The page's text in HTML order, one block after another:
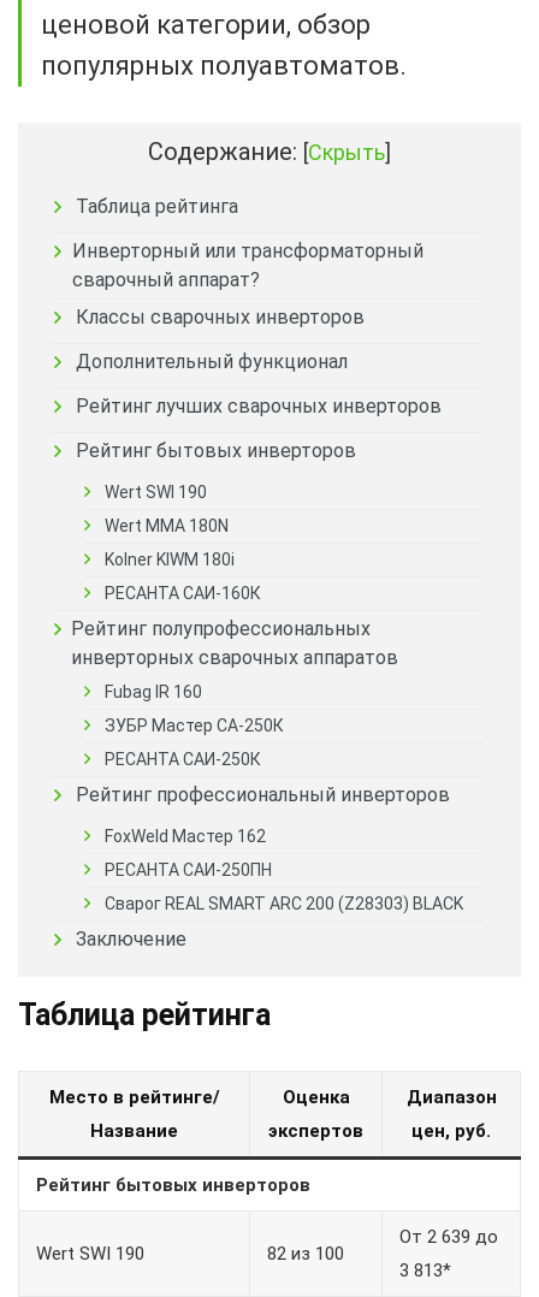
ценовой категории, обзор
популярных полуавтоматов.
Содержание: [Скрыть]
Таблица рейтинга
Инверторный или трансформаторный
сварочный аппарат?
Классы сварочных инверторов
Дополнительный функционал
Рейтинг лучших сварочных инверторов
Рейтинг бытовых инверторов
Wert SWI 190
Wert MMA 180N
Kolner KIWM 180i
РЕСАНТА САИ-160К
Рейтинг полупрофессиональных
инверторных сварочных аппаратов
Fubag IR 160
ЗУБР Мастер СА-250К
РЕСАНТА САИ-250К
Рейтинг профессиональный инверторов
FoxWeld Мастер 162
РЕСАНТА САИ-250ПН
Сварог REAL SMART ARC 200 (Z28303) BLACK
Заключение
Таблица рейтинга
Место в рейтинге/
Название
Оценка
экспертов
Диапазон
цен, руб.
Рейтинг бытовых инверторов
Wert SWI 190 82 из 100
От 2 639 до
3 813*